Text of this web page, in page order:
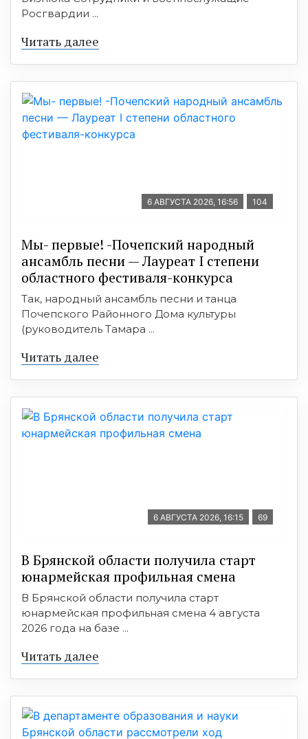
Росгвардии ...
Читать далее
6 АВГУСТА 2026, 16:56 104
Мы- первые! -Почепский народный
ансамбль песни — Лауреат I степени
областного фестиваля-конкурса
Так, народный ансамбль песни и танца
Почепского Районного Дома культуры
(руководитель Тамара ...
Читать далее
6 АВГУСТА 2026, 16:15 69
В Брянской области получила старт
юнармейская профильная смена
В Брянской области получила старт
юнармейская профильная смена 4 августа
2026 года на базе ...
Читать далее